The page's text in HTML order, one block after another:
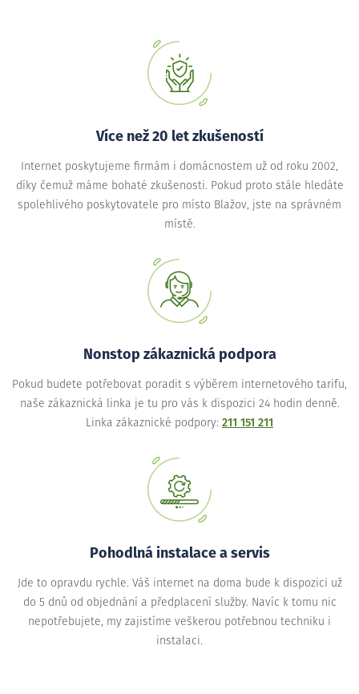
Více než 20 let zkušeností
Internet poskytujeme firmám i domácnostem už od roku 2002,
díky čemuž máme bohaté zkušenosti. Pokud proto stále hledáte
spolehlivého poskytovatele pro místo Blažov, jste na správném
místě.
Nonstop zákaznická podpora
Pokud budete potřebovat poradit s výběrem internetového tarifu,
naše zákaznická linka je tu pro vás k dispozici 24 hodin denně.
Linka zákaznické podpory: 211 151 211
Pohodlná instalace a servis
Jde to opravdu rychle. Váš internet na doma bude k dispozici už
do 5 dnů od objednání a předplacení služby. Navíc k tomu nic
nepotřebujete, my zajistíme veškerou potřebnou techniku i
instalaci.